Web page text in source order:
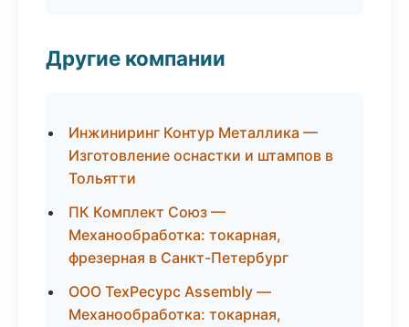
Другие компании
Инжиниринг Контур Металлика —
Изготовление оснастки и штампов в
Тольятти
ПК Комплект Союз —
Механообработка: токарная,
фрезерная в Санкт-Петербург
ООО ТехРесурс Assembly —
Механообработка: токарная,